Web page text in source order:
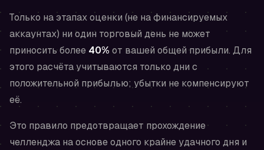
Только на этапах оценки (не на финансируемых
аккаунтах) ни один торговый день не может
приносить более 40% от вашей общей прибыли. Для
этого расчёта учитываются только дни с
положительной прибылью; убытки не компенсируют
её.
Это правило предотвращает прохождение
челленджа на основе одного крайне удачного дня и